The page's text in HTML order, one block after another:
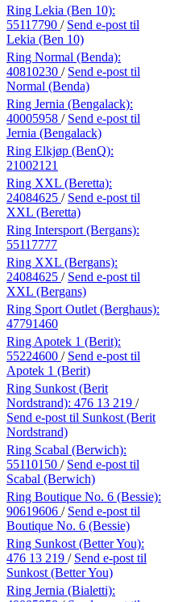
Ring Lekia (Ben 10):
55117790 / Send e-post til
Lekia (Ben 10)
Ring Normal (Benda):
40810230 / Send e-post til
Normal (Benda)
Ring Jernia (Bengalack):
40005958 / Send e-post til
Jernia (Bengalack)
Ring Elkjøp (BenQ):
21002121
Ring XXL (Beretta):
24084625 / Send e-post til
XXL (Beretta)
Ring Intersport (Bergans):
55117777
Ring XXL (Bergans):
24084625 / Send e-post til
XXL (Bergans)
Ring Sport Outlet (Berghaus):
47791460
Ring Apotek 1 (Berit):
55224600 / Send e-post til
Apotek 1 (Berit)
Ring Sunkost (Berit
Nordstrand): 476 13 219 /
Send e-post til Sunkost (Berit
Nordstrand)
Ring Scabal (Berwich):
55110150 / Send e-post til
Scabal (Berwich)
Ring Boutique No. 6 (Bessie):
90619606 / Send e-post til
Boutique No. 6 (Bessie)
Ring Sunkost (Better You):
476 13 219 / Send e-post til
Sunkost (Better You)
Ring Jernia (Bialetti):